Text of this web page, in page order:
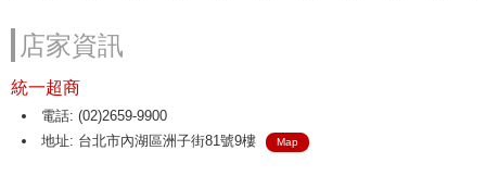
店家資訊
統一超商
電話: (02)2659-9900
地址: 台北市內湖區洲子街81號9樓
Map